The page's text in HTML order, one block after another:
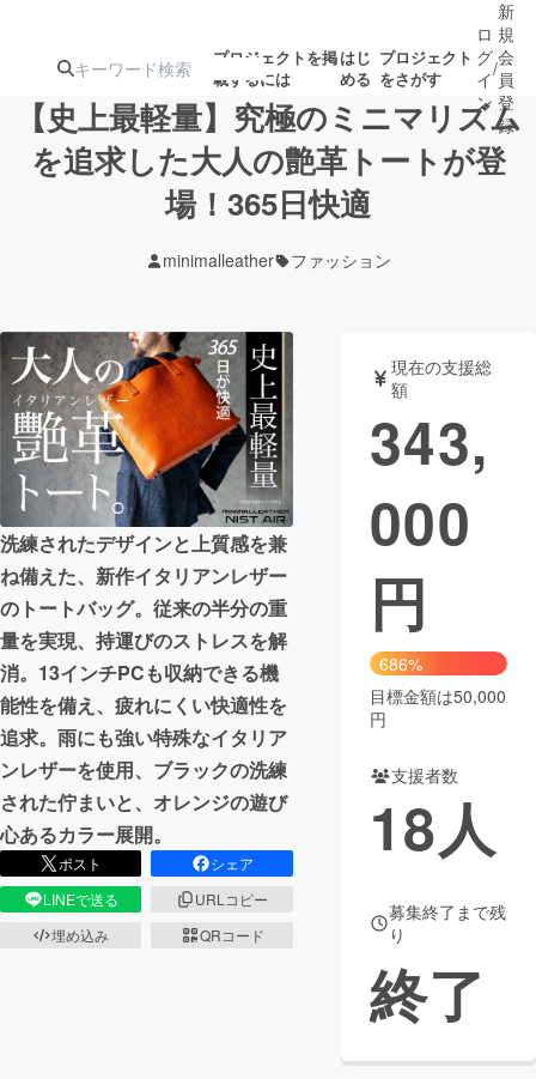
プロジェクトを掲
載するには
はじ
める
プロジェクト
をさがす
注目の新着プロ募集終了が近いプ
テクノロジー・ガジェット
映像・映画 書籍・雑誌
ビジネス・起業 チャレンジ
まちづくり・地域活性化
CAMPFIRE for Social Good
CAMPFIRE Creation
CAMPFIREふるさと納税machi-ya コミュニティ
ロ
グ
イ
ン
/
新
規
会
員
登
録
【史上最軽量】究極のミニマリズム
を追求した大人の艶革トートが登
場！365日快適
minimalleather ファッション
洗練されたデザインと上質感を兼
ね備えた、新作イタリアンレザー
のトートバッグ。従来の半分の重
量を実現、持運びのストレスを解
消。13インチPCも収納できる機
能性を備え、疲れにくい快適性を
追求。雨にも強い特殊なイタリア
ンレザーを使用、ブラックの洗練
された佇まいと、オレンジの遊び
心あるカラー展開。
ポスト
シェア
LINEで送る
URLコピー
埋め込み
QRコード
現在の支援総
額
343,
000
円
686%
目標金額は50,000
円
支援者数
18人
募集終了まで残
り
終了